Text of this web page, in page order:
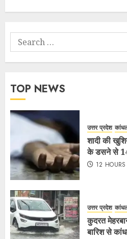
TOP NEWS
उत्तर प्रदेश
शादी की
के डसने से 14
12
उत्तर प्रदेश
कुदरत
बारिश से